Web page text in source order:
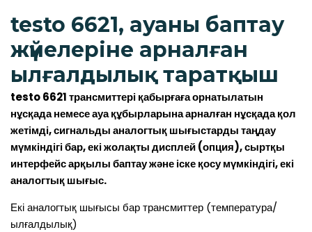
testo 6621, ауаны баптау
жүйелеріне арналған
ылғалдылық таратқыш
testo 6621 трансмиттері қабырғаға орнатылатын
нұсқада немесе ауа құбырларына арналған нұсқада қол
жетімді, сигнальды аналогтық шығыстарды таңдау
мүмкіндігі бар, екі жолақты дисплей (опция), сыртқы
интерфейс арқылы баптау және іске қосу мүмкіндігі, екі
аналогтық шығыс.
Екі аналогтық шығысы бар трансмиттер (температура/
ылғалдылық)